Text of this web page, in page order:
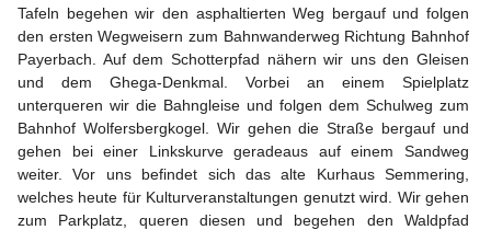
Tafeln begehen wir den asphaltierten Weg bergauf und folgen
den ersten Wegweisern zum Bahnwanderweg Richtung Bahnhof
Payerbach. Auf dem Schotterpfad nähern wir uns den Gleisen
und dem Ghega-Denkmal. Vorbei an einem Spielplatz
unterqueren wir die Bahngleise und folgen dem Schulweg zum
Bahnhof Wolfersbergkogel. Wir gehen die Straße bergauf und
gehen bei einer Linkskurve geradeaus auf einem Sandweg
weiter. Vor uns befindet sich das alte Kurhaus Semmering,
welches heute für Kulturveranstaltungen genutzt wird. Wir gehen
zum Parkplatz, queren diesen und begehen den Waldpfad